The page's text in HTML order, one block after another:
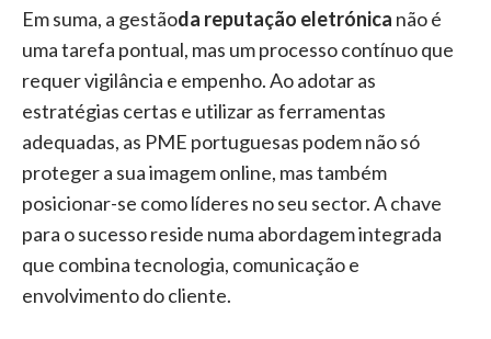
Em suma, a gestãoda reputação eletrónica não é
uma tarefa pontual, mas um processo contínuo que
requer vigilância e empenho. Ao adotar as
estratégias certas e utilizar as ferramentas
adequadas, as PME portuguesas podem não só
proteger a sua imagem online, mas também
posicionar-se como líderes no seu sector. A chave
para o sucesso reside numa abordagem integrada
que combina tecnologia, comunicação e
envolvimento do cliente.